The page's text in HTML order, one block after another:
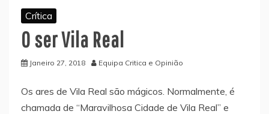
Crítica
O ser Vila Real
Janeiro 27, 2018 Equipa Critica e Opinião
Os ares de Vila Real são mágicos. Normalmente, é
chamada de “Maravilhosa Cidade de Vila Real” e